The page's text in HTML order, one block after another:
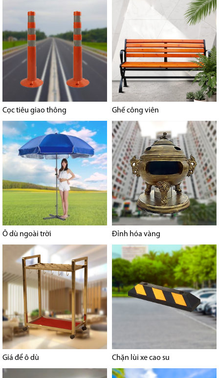
Cọc tiêu giao thông Ghế công viên
Ô dù ngoài trời Đỉnh hóa vàng
Giá để ô dù Chặn lùi xe cao su